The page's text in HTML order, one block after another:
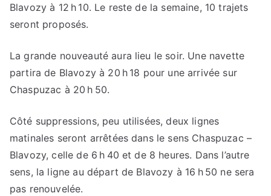
Blavozy à 12 h 10. Le reste de la semaine, 10 trajets
seront proposés.
La grande nouveauté aura lieu le soir. Une navette
partira de Blavozy à 20 h 18 pour une arrivée sur
Chaspuzac à 20 h 50.
Côté suppressions, peu utilisées, deux lignes
matinales seront arrêtées dans le sens Chaspuzac –
Blavozy, celle de 6 h 40 et de 8 heures. Dans l’autre
sens, la ligne au départ de Blavozy à 16 h 50 ne sera
pas renouvelée.